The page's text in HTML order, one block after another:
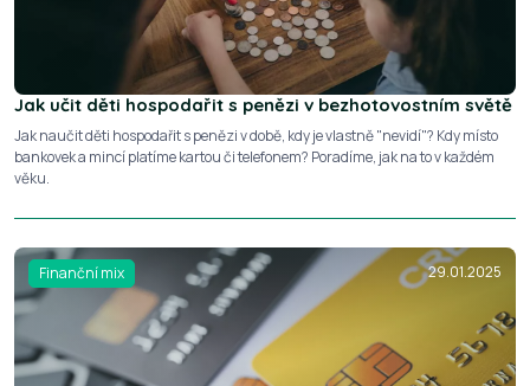
Jak učit děti hospodařit s penězi v bezhotovostním světě
Jak naučit děti hospodařit s penězi v době, kdy je vlastně "nevidí"? Kdy místo
bankovek a mincí platíme kartou či telefonem? Poradíme, jak na to v každém
věku.
Finanční mix 29.01.2025